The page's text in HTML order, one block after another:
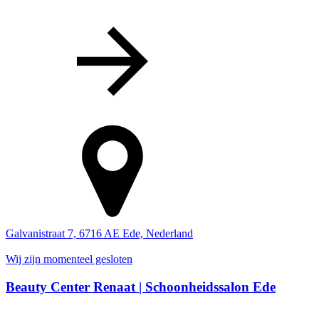
Galvanistraat 7, 6716 AE Ede, Nederland
Wij zijn momenteel gesloten
Beauty Center Renaat | Schoonheidssalon Ede